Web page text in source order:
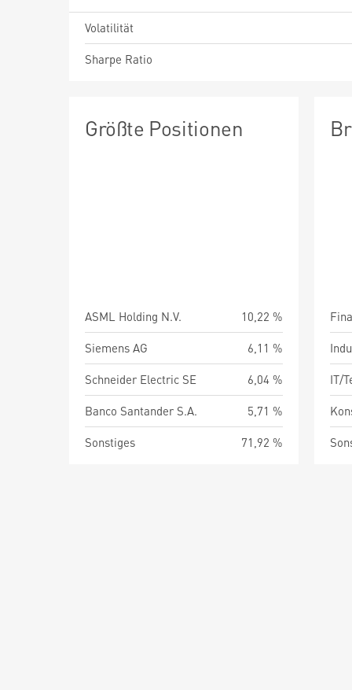
Volatilität
Sharpe Ratio
Größte Positionen
ASML Holding N.V.
10,22 %
Siemens AG
6,11 %
Schneider Electric SE
6,04 %
Banco Santander S.A.
5,71 %
Sonstiges
71,92 %
IT/